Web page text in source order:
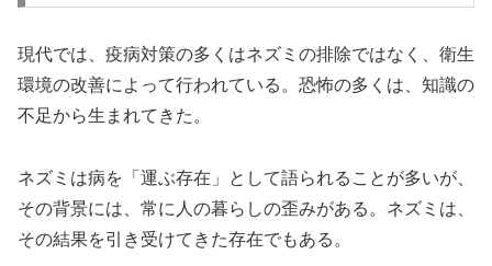
現代では、疫病対策の多くはネズミの排除ではなく、衛生
環境の改善によって行われている。恐怖の多くは、知識の
不足から生まれてきた。
ネズミは病を「運ぶ存在」として語られることが多いが、
その背景には、常に人の暮らしの歪みがある。ネズミは、
その結果を引き受けてきた存在でもある。